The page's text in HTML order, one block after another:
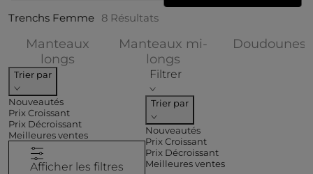
Trenchs Femme 8 Résultats
Manteaux
longs Affiner par CATEGORIES : Manteaux
Manteaux mi-
longs
Doudounes
Trier par
Nouveautés
Prix Croissant
Prix Décroissant
Meilleures ventes
Afficher les filtres
Filtrer
Trier par
Nouveautés
Prix Croissant
Prix Décroissant
Meilleures ventes